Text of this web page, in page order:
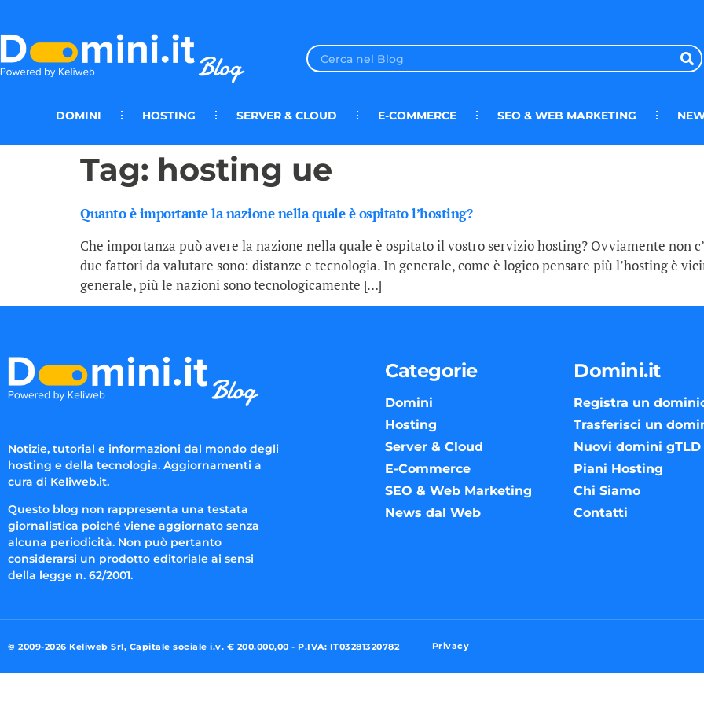
DOMINI HOSTING SERVER & CLOUD E-COMMERCE SEO & WEB MARKETING
Tag: hosting ue
Quanto è importante la nazione nella quale è ospitato l’hosting?
Che importanza può avere la nazione nella quale è ospitato il vostro servizio hosting? Ovviamente non
due fattori da valutare sono: distanze e tecnologia. In generale, come è logico pensare più l’hosting è
generale, più le nazioni sono tecnologicamente […]
Notizie, tutorial e informazioni dal mondo degli
hosting e della tecnologia. Aggiornamenti a
cura di Keliweb.it.
Questo blog non rappresenta una testata
giornalistica poiché viene aggiornato senza
alcuna periodicità. Non può pertanto
considerarsi un prodotto editoriale ai sensi
della legge n. 62/2001.
Categorie
Domini
Hosting
Server & Cloud
E-Commerce
SEO & Web Marketing
News dal Web
Domini.it
Registra un
Trasferisci un
Nuovi domini gTLD
Piani Hosting
Chi Siamo
Contatti
© 2009-2026 Keliweb Srl, Capitale sociale i.v. € 200.000,00 - P.IVA: IT03281320782 Privacy